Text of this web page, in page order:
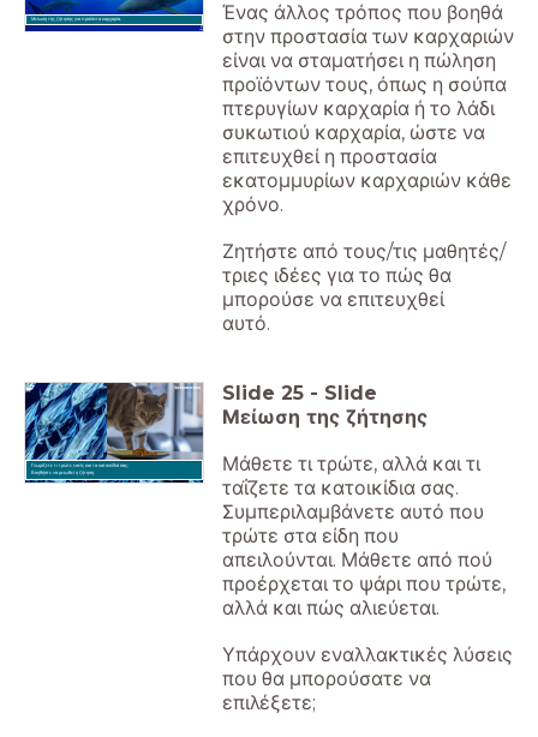
Μείωση της ζήτησης για προϊόντα καρχαρία.
Ένας άλλος τρόπος που βοηθά
στην προστασία των καρχαριών
είναι να σταματήσει η πώληση
προϊόντων τους, όπως η σούπα
πτερυγίων καρχαρία ή το λάδι
συκωτιού καρχαρία, ώστε να
επιτευχθεί η προστασία
εκατομμυρίων καρχαριών κάθε
χρόνο.
Ζητήστε από τους/τις μαθητές/
τριες ιδέες για το πώς θα
μπορούσε να επιτευχθεί
αυτό.
Γνωρίζετε τι τρώτε εσείς και τα κατοικίδιά σας;
Βοηθήστε να μειωθεί η ζήτηση.
Slide 25 - Slide
Μείωση της ζήτησης
Μάθετε τι τρώτε, αλλά και τι
ταΐζετε τα κατοικίδια σας.
Συμπεριλαμβάνετε αυτό που
τρώτε στα είδη που
απειλούνται. Μάθετε από πού
προέρχεται το ψάρι που τρώτε,
αλλά και πώς αλιεύεται.
Υπάρχουν εναλλακτικές λύσεις
που θα μπορούσατε να
επιλέξετε;